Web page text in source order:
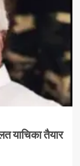
याचिका तैयार